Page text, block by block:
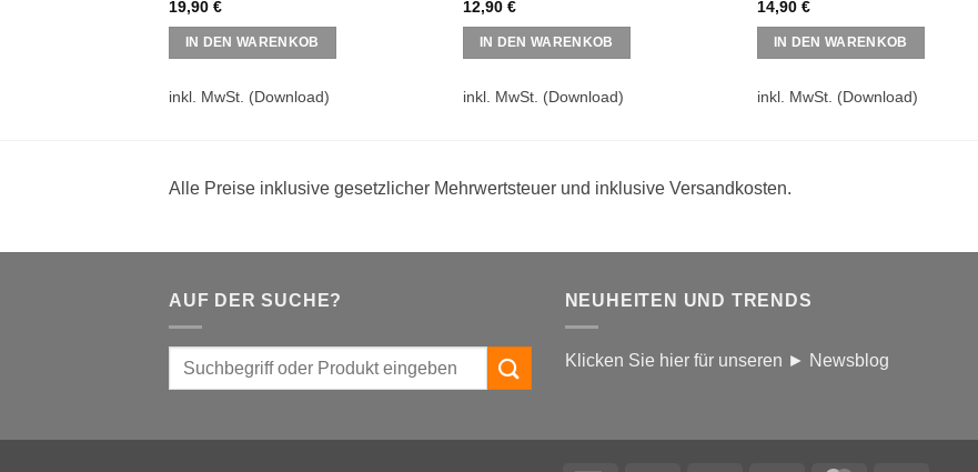
19,90 €
IN DEN WARENKOB
inkl. MwSt. (Download)
12,90 €
IN DEN WARENKOB
inkl. MwSt. (Download)
14,90 €
IN DEN WARENKOB
inkl. MwSt. (Download)
Alle Preise inklusive gesetzlicher Mehrwertsteuer und inklusive Versandkosten.
AUF DER SUCHE? NEUHEITEN UND TRENDS
Klicken Sie hier für unseren ► Newsblog